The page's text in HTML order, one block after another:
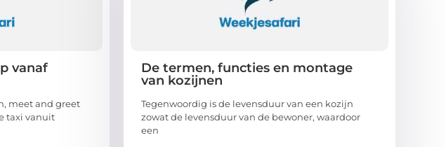
vanaf
meet and greet
taxi vanuit
De termen, functies en montage
van kozijnen
Tegenwoordig is de levensduur van een kozijn
zowat de levensduur van de bewoner, waardoor
een